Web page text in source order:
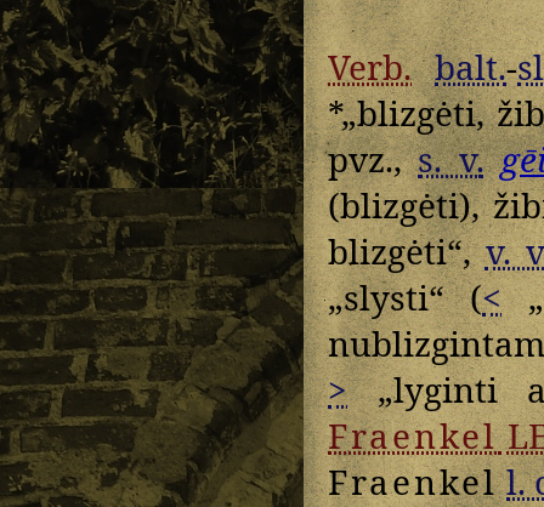
Verb. balt.-
*„blizgėti,
pvz.,s. v.
(blizgėti),
blizgėti“,v.
„slysti“ (<
>„lyginti
Fraenkel
Fraenkell.